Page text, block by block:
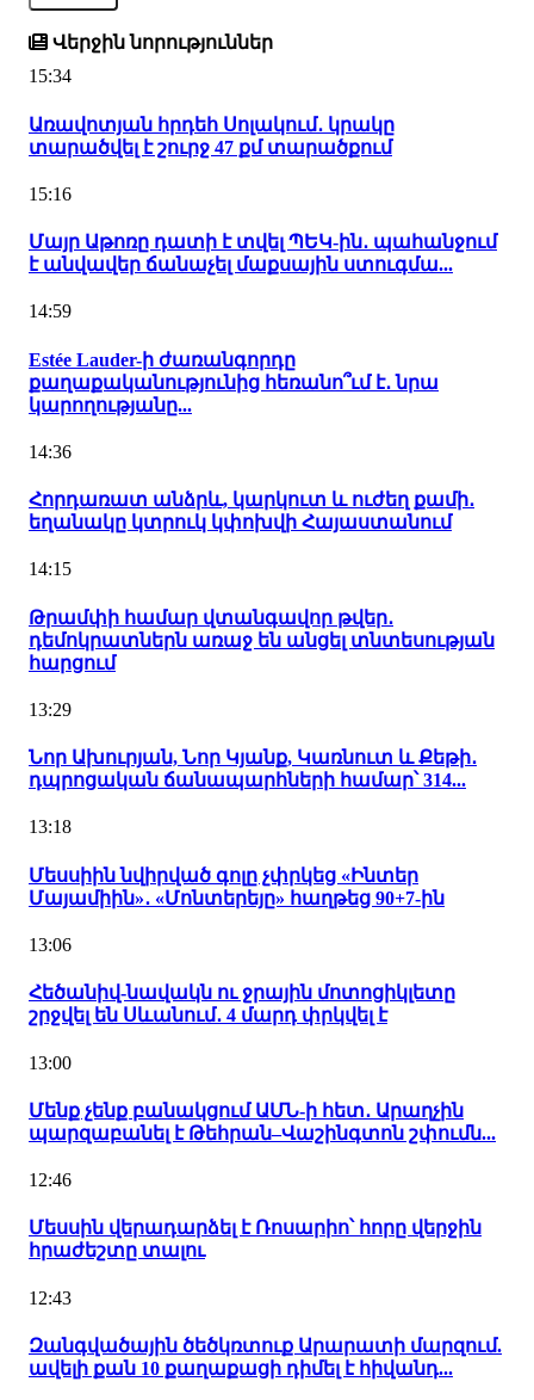
Վերջին նորություններ
15:34
Առավոտյան հրդեհ Սոլակում․ կրակը
տարածվել է շուրջ 47 քմ տարածքում
15:16
Մայր Աթոռը դատի է տվել ՊԵԿ-ին․ պահանջում
է անվավեր ճանաչել մաքսային ստուգմա...
14:59
Estée Lauder-ի ժառանգորդը
քաղաքականությունից հեռանո՞ւմ է․ նրա
կարողությանը...
14:36
Հորդառատ անձրև, կարկուտ և ուժեղ քամի․
եղանակը կտրուկ կփոխվի Հայաստանում
14:15
Թրամփի համար վտանգավոր թվեր․
դեմոկրատներն առաջ են անցել տնտեսության
հարցում
13:29
Նոր Ախուրյան, Նոր Կյանք, Կառնուտ և Քեթի․
դպրոցական ճանապարհների համար՝ 314...
13:18
Մեսսիին նվիրված գոլը չփրկեց «Ինտեր
Մայամիին»․ «Մոնտերեյը» հաղթեց 90+7-ին
13:06
Հեծանիվ-նավակն ու ջրային մոտոցիկլետը
շրջվել են Սևանում․ 4 մարդ փրկվել է
13:00
Մենք չենք բանակցում ԱՄՆ-ի հետ․ Արաղչին
պարզաբանել է Թեհրան–Վաշինգտոն շփումն...
12:46
Մեսսին վերադարձել է Ռոսարիո՝ հորը վերջին
հրաժեշտը տալու
12:43
Զանգվածային ծեծկռտուք Արարատի մարզում.
ավելի քան 10 քաղաքացի դիմել է հիվանդ...